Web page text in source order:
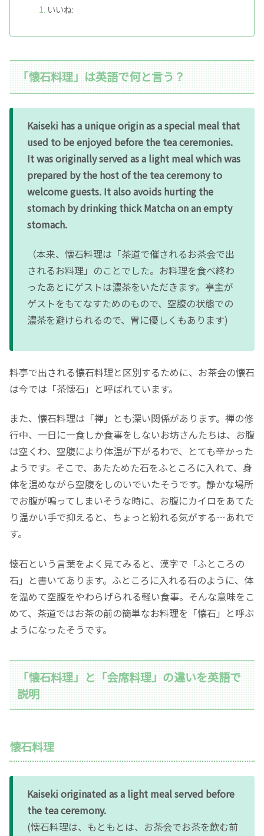
いいね:
「懐石料理」は英語で何と言う？
Kaiseki has a unique origin as a special meal that
used to be enjoyed before the tea ceremonies.
It was originally served as a light meal which was
prepared by the host of the tea ceremony to
welcome guests. It also avoids hurting the
stomach by drinking thick Matcha on an empty
stomach.
（本来、懐石料理は「茶道で催されるお茶会で出
されるお料理」のことでした。お料理を食べ終わ
ったあとにゲストは濃茶をいただきます。亭主が
ゲストをもてなすためのもので、空腹の状態での
濃茶を避けられるので、胃に優しくもあります)
料亭で出される懐石料理と区別するために、お茶会の懐石
は今では「茶懐石」と呼ばれています。
また、懐石料理は「禅」とも深い関係があります。禅の修
行中、一日に一食しか食事をしないお坊さんたちは、お腹
は空くわ、空腹により体温が下がるわで、とても辛かった
ようです。そこで、あたためた石をふところに入れて、身
体を温めながら空腹をしのいでいたそうです。静かな場所
でお腹が鳴ってしまいそうな時に、お腹にカイロをあてた
り温かい手で抑えると、ちょっと紛れる気がする…あれで
す。
懐石という言葉をよく見てみると、漢字で「ふところの
石」と書いてあります。ふところに入れる石のように、体
を温めて空腹をやわらげられる軽い食事。そんな意味をこ
めて、茶道ではお茶の前の簡単なお料理を「懐石」と呼ぶ
ようになったそうです。
「懐石料理」と「会席料理」の違いを英語で
説明
懐石料理
Kaiseki originated as a light meal served before
the tea ceremony.
(懐石料理は、もともとは、お茶会でお茶を飲む前